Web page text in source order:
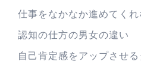
仕事をなかなか進めてくれ
認知の仕方の男女の違い
自己肯定感をアップさせる